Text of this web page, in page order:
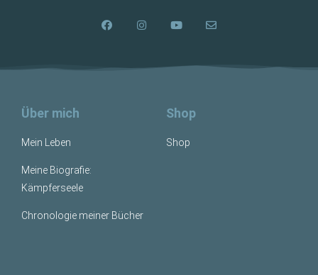
Über mich
Mein Leben
Meine Biografie:
Kämpferseele
Chronologie meiner Bücher
Shop
Shop